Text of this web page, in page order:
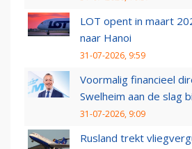
LOT opent in maart
naar Hanoi
31-07-2026, 9:59
Voormalig financieel
Swelheim aan de slag
31-07-2026, 9:09
Rusland trekt